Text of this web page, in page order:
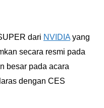
dari NVIDIAyang
secara resmi pada
besar pada acara
dengan CES